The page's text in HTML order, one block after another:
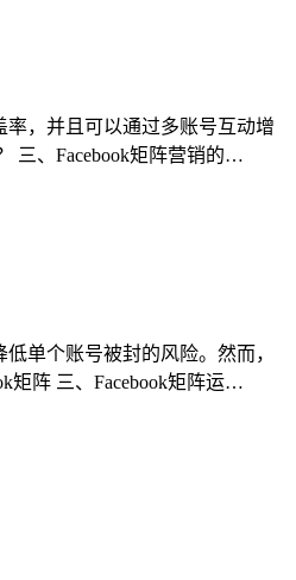
，并且可以通过多账号互动增
三、Facebook矩阵营销的…
单个账号被封的风险。然而，
矩阵 三、Facebook矩阵运…